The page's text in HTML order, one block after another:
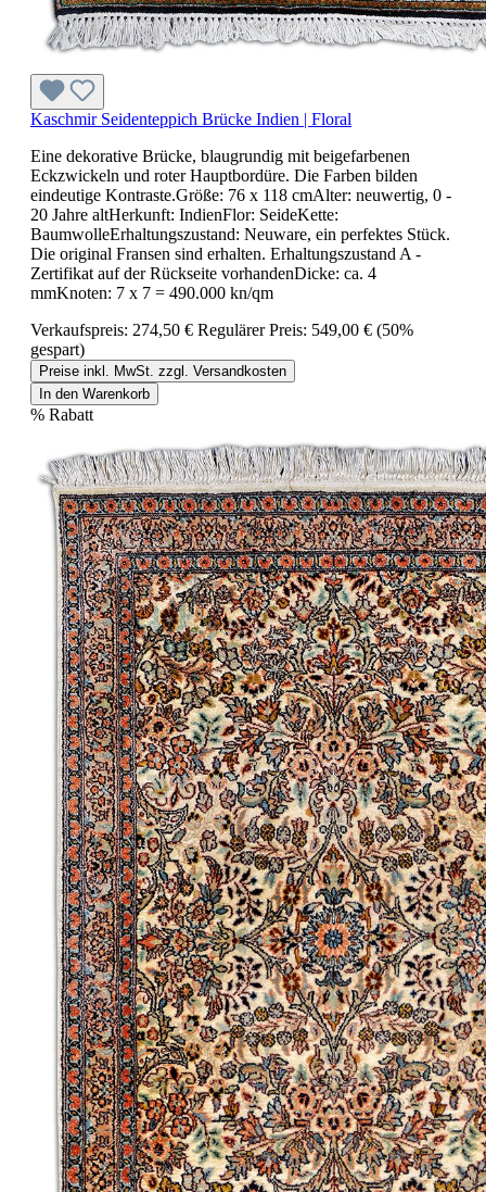
Kaschmir Seidenteppich Brücke Indien | Floral
Eine dekorative Brücke, blaugrundig mit beigefarbenen
Eckzwickeln und roter Hauptbordüre. Die Farben bilden
eindeutige Kontraste.Größe: 76 x 118 cmAlter: neuwertig, 0 -
20 Jahre altHerkunft: IndienFlor: SeideKette:
BaumwolleErhaltungszustand: Neuware, ein perfektes Stück.
Die original Fransen sind erhalten. Erhaltungszustand A -
Zertifikat auf der Rückseite vorhandenDicke: ca. 4
mmKnoten: 7 x 7 = 490.000 kn/qm
Verkaufspreis: 274,50 € Regulärer Preis: 549,00 € (50%
gespart)
Preise inkl. MwSt. zzgl. Versandkosten
In den Warenkorb
% Rabatt